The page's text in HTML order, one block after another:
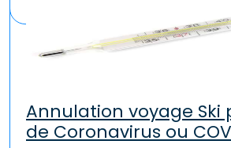
Annulation voyage Ski
de Coronavirus ou